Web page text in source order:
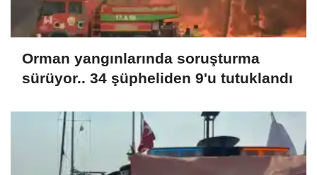
Orman yangınlarında soruşturma
sürüyor.. 34 şüpheliden 9'u tutuklandı